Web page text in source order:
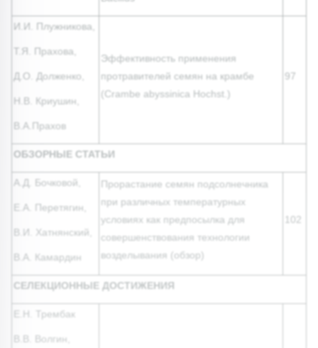
И.И. Плужникова,
Т.Я. Прахова,
Д.О. Долженко,
Н.В. Криушин,
В.А.Прахов
Эффективность применения
протравителей семян на крамбе
(Crambe abyssinica Hochst.)
97
ОБЗОРНЫЕ СТАТЬИ
А.Д. Бочковой,
Е.А. Перетягин,
В.И. Хатнянский,
В.А. Камардин
Прорастание семян подсолнечника
при различных температурных
условиях как предпосылка для
совершенствования технологии
возделывания (обзор)
102
СЕЛЕКЦИОННЫЕ ДОСТИЖЕНИЯ
Е.Н. Трембак
В.В. Волгин,